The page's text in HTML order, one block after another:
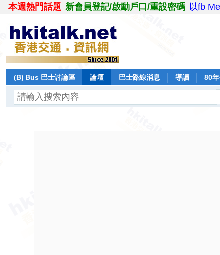
本週熱門話題 新會員登記/啟動戶口/重設密碼 以fb
(B) Bus 巴士討論區 論壇 巴士路線消息 導讀 80